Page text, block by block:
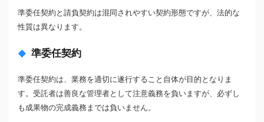
準委任契約と請負契約は混同されやすい契約形態ですが、法的な
性質は異なります。
準委任契約
準委任契約は、業務を適切に遂行すること自体が目的となりま
す。受託者は善良な管理者として注意義務を負いますが、必ずし
も成果物の完成義務までは負いません。